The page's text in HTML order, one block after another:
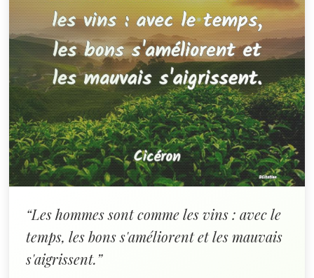
“Les hommes sont comme les vins : avec le
temps, les bons s'améliorent et les mauvais
s'aigrissent.”